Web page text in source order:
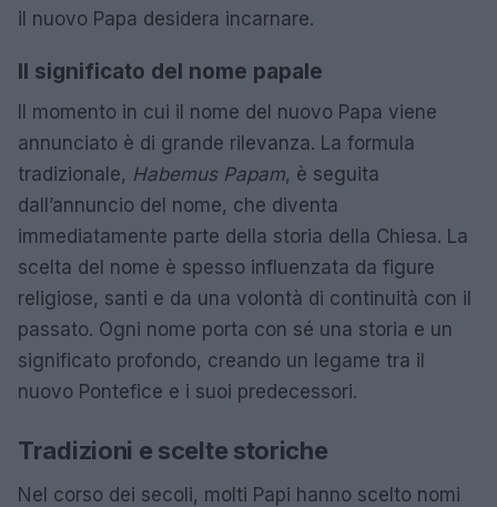
il nuovo Papa desidera incarnare.
Il significato del nome papale
Il momento in cui il nome del nuovo Papa viene
annunciato è di grande rilevanza. La formula
tradizionale, Habemus Papam, è seguita
dall’annuncio del nome, che diventa
immediatamente parte della storia della Chiesa. La
scelta del nome è spesso influenzata da figure
religiose, santi e da una volontà di continuità con il
passato. Ogni nome porta con sé una storia e un
significato profondo, creando un legame tra il
nuovo Pontefice e i suoi predecessori.
Tradizioni e scelte storiche
Nel corso dei secoli, molti Papi hanno scelto nomi